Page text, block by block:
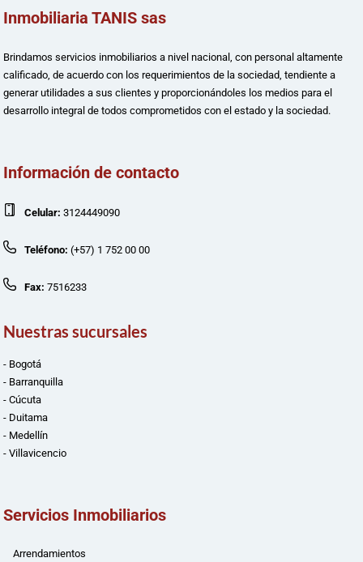
Inmobiliaria TANIS sas
Brindamos servicios inmobiliarios a nivel nacional, con personal altamente
calificado, de acuerdo con los requerimientos de la sociedad, tendiente a
generar utilidades a sus clientes y proporcionándoles los medios para el
desarrollo integral de todos comprometidos con el estado y la sociedad.
Información de contacto
Celular: 3124449090
Teléfono: (+57) 1 752 00 00
Fax: 7516233
Nuestras sucursales
- Bogotá
- Barranquilla
- Cúcuta
- Duitama
- Medellín
- Villavicencio
Servicios Inmobiliarios
Arrendamientos